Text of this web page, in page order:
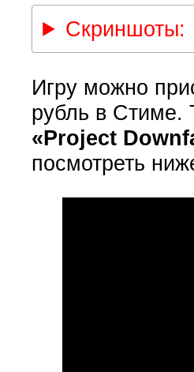
Скриншоты:
Игру можно
рубль в Стиме.
«Project
посмотреть